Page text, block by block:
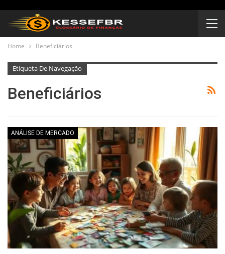
Home Beneficiários
Etiqueta De Navegação
Beneficiários
ANÁLISE DE MERCADO